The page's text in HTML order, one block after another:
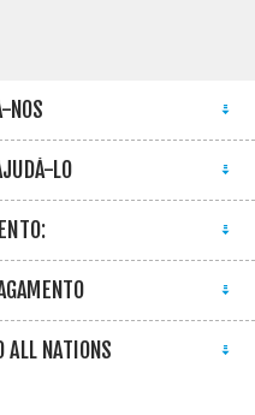
NOS
LO
ALL NATIONS